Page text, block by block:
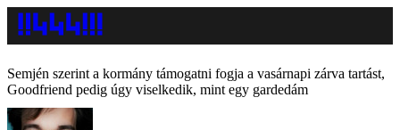
Semjén szerint a kormány támogatni fogja a vasárnapi zárva tartást,
Goodfriend pedig úgy viselkedik, mint egy gardedám